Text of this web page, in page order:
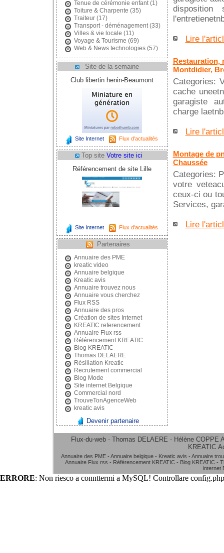
Tenue de cérémonie enfant(1)
Toiture & Charpente (35)
Traiteur(17)
Transport - déménagement(33)
Villes & vie locale (11)
Voyage & Tourisme (69)
Web & News technologies(57)
Site de la semaine
Club libertin henin-Beaumont
Site Internet Flux d'actualités
Top site Votre site ici
Référencement de site Lille
Site Internet Flux d'actualités
Partenaires
Annuaire des PME
kreatic video
Annuaire belgique
Kreatic avis
Annuaire trouvez nous
Annuaire vous cherchez
Flux RSS
Annuaire des pros
Création de sites Internet
KREATIC referencement
Annuaire Flux rss
Référencement KREATIC
Blog KREATIC
Thomas DELAERE
Résiliation Kreatic
Recrutement commercial
Blog Mode
Site internet Belgique
Commercial nord
TrouveTonAgenceWeb
kreatic avis
Devenir partenaire
disposition
Lire
Restauration,
Montdidier,
Categories:
cache
garagiste
charge
Lire
Montage de
Chaussée
Categories:
votre
ceux-ci ou
Services,
Lire
Flux-du-web - Thomas DELAERE - Hélène COPPE
KREATIC
Annuaire des PME - Annuaire belgique - Kreatic avis - Annuaire
Annuaire Flux rss - Référencement KREATIC - Blog KREATIC -
internet
ERRORE: Non riesco a connttermi a MySQL! Controllare